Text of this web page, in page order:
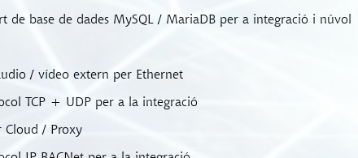
de base de dades MySQL / MariaDB per a integració i núvol
/ vídeo extern per Ethernet
TCP + UDP per a la integració
Cloud / Proxy